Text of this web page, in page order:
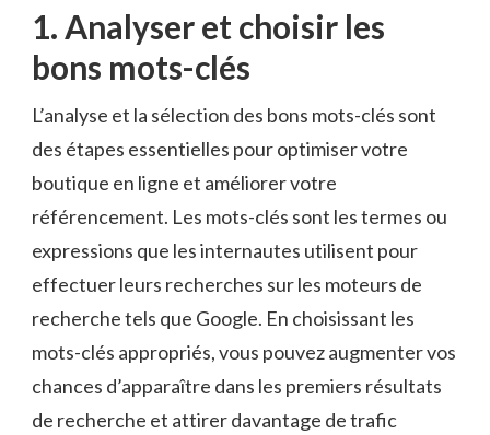
1. Analyser ⁢et choisir les
bons ⁣mots-clés
L’analyse‌ et la sélection‌ des ⁤bons⁣ mots-clés sont
des⁢ étapes essentielles pour optimiser votre
boutique ‍en ‍ligne et améliorer votre
référencement. Les mots-clés sont les termes ou
expressions⁢ que les internautes utilisent pour
effectuer leurs⁣ recherches sur les ​moteurs de
recherche ​tels que Google. En​ choisissant les
mots-clés appropriés, ​vous ⁤pouvez augmenter vos
chances d’apparaître⁢ dans ⁤les premiers résultats
⁣de recherche ⁤et attirer ⁤davantage de‌ trafic